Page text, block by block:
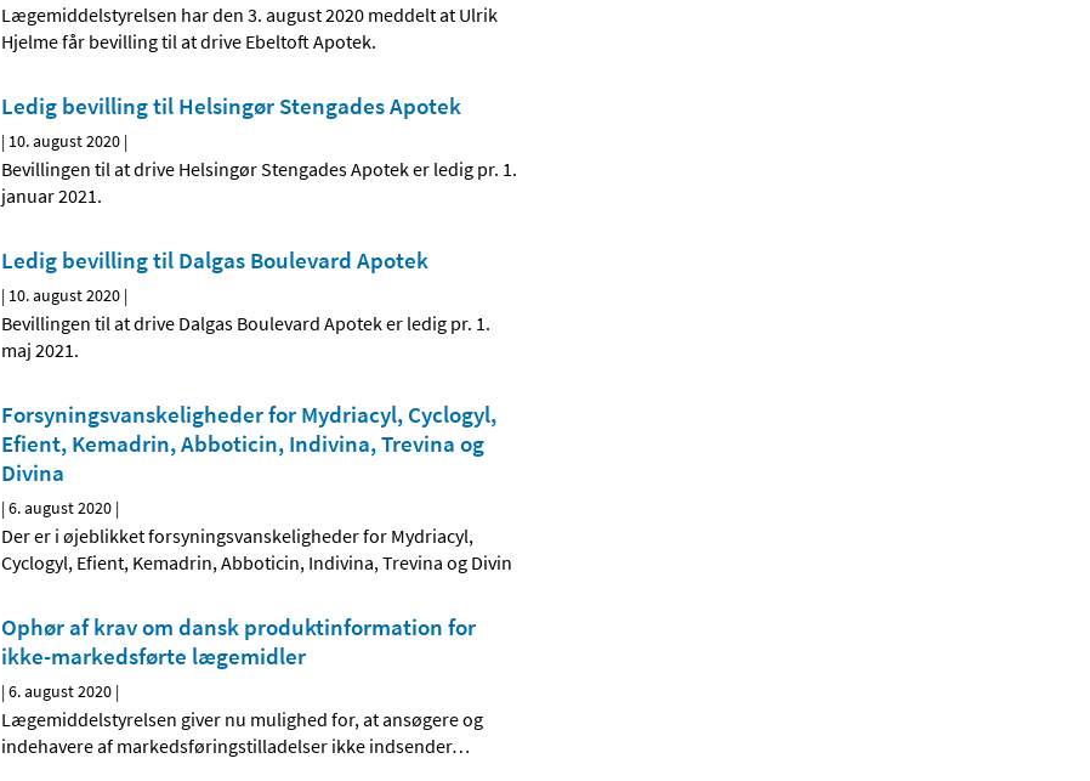
Lægemiddelstyrelsen har den 3. august 2020 meddelt at Ulrik
Hjelme får bevilling til at drive Ebeltoft Apotek.
Ledig bevilling til Helsingør Stengades Apotek
| 10. august 2020 |
Bevillingen til at drive Helsingør Stengades Apotek er ledig pr. 1.
januar 2021.
Ledig bevilling til Dalgas Boulevard Apotek
| 10. august 2020 |
Bevillingen til at drive Dalgas Boulevard Apotek er ledig pr. 1.
maj 2021.
Forsyningsvanskeligheder for Mydriacyl, Cyclogyl,
Efient, Kemadrin, Abboticin, Indivina, Trevina og
Divina
|6. august 2020 |
Der er i øjeblikket forsyningsvanskeligheder for Mydriacyl,
Cyclogyl, Efient, Kemadrin, Abboticin, Indivina, Trevina og Divin
Ophør af krav om dansk produktinformation for
ikke-markedsførte lægemidler
|6. august 2020 |
Lægemiddelstyrelsen giver nu mulighed for, at ansøgere og
indehavere af markedsføringstilladelser ikke indsender…